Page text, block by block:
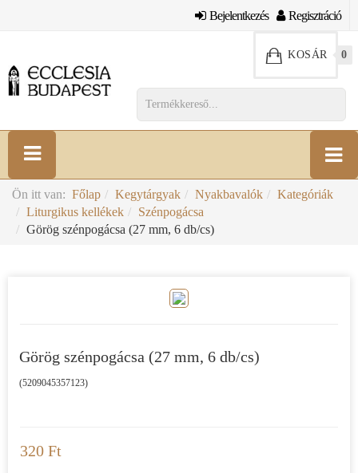
Bejelentkezés Regisztráció
KOSÁR 0
Ön itt van: Főlap Kegytárgyak Nyakbavalók
Kategóriák
Liturgikus kellékek
Szénpogácsa
Görög szénpogácsa (27 mm, 6 db/cs)
Görög szénpogácsa (27 mm, 6 db/cs)
(5209045357123)
320 Ft